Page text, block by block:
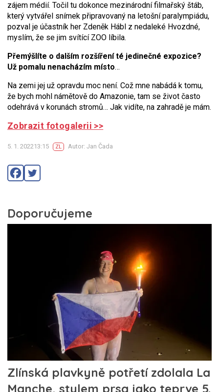
zájem médií. Točil tu dokonce mezinárodní filmařský štáb,
který vytvářel snímek připravovaný na letošní paralympiádu,
pozval je účastník her Zdeněk Hábl z nedaleké Hvozdné,
myslím, že se jim svítící ZOO líbila.
Přemýšlíte o dalším rozšíření té jedinečné expozice?
Už pomalu nenacházím místo…
Na zemi jej už opravdu moc není. Což mne nabádá k tomu,
že bych mohl námětově do Amazonie, tam se život často
odehrává v korunách stromů… Jak vidíte, na zahradě je mám.
Zobrazit fotogalerii >>
5. 1. 202213:15 ZL Autor: Jan Čada